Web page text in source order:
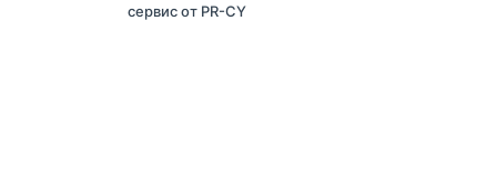
сервис от PR-CY